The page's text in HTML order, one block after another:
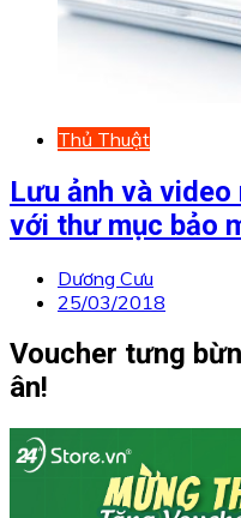
Thủ Thuật
Lưu ảnh và
với thư mục bảo
Dương Cưu
25/03/2018
Voucher tưng
ân!